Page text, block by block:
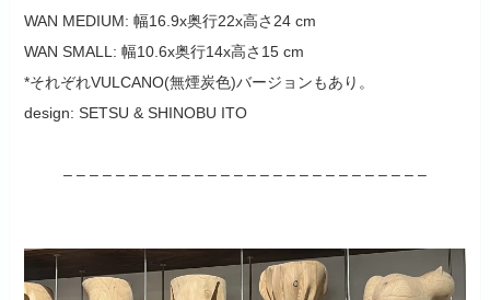
WAN MEDIUM: 幅16.9x奥行22x高さ24 cm
WAN SMALL: 幅10.6x奥行14x高さ15 cm
*それぞれVULCANO(無煙炭色)バージョンもあり。
design: SETSU & SHINOBU ITO
– – – – – – – – – – – – – – – – – – – – – – – – – – – –